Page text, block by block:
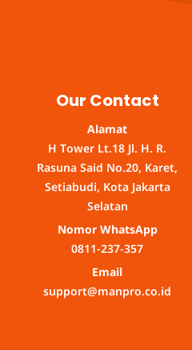
Our Contact
Alamat
H Tower Lt.18 Jl. H. R.
Rasuna Said No.20, Karet,
Setiabudi, Kota Jakarta
Selatan
Nomor WhatsApp
0811-237-357
Email
support@manpro.co.id